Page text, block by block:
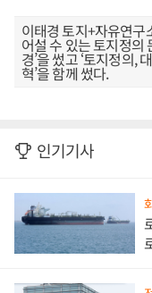
이태경 토지+자유연구
어설 수 있는 토지정의
경’을 썼고 ‘토지정의,
혁’을 함께 썼다.
인기기사